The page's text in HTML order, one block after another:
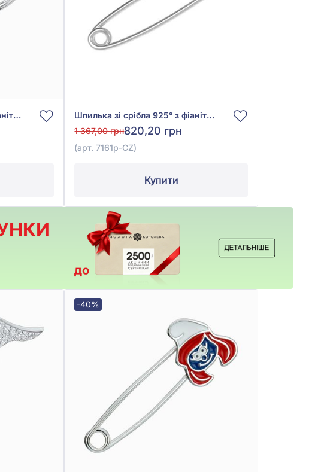
Шпилька зі срібла 925° з фіанітом/куб.цирконієм, арт. R191шпР
Шпилька зі срібла 925° з фіанітом/куб.цирконієм, арт. 7161р-CZ
1 367,00 грн820,20 грн
(арт. 7161р-CZ)
Купити
-40%